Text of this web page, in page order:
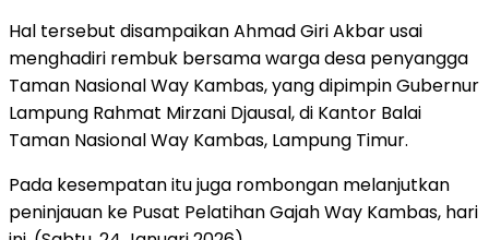
Hal tersebut disampaikan Ahmad Giri Akbar usai
menghadiri rembuk bersama warga desa penyangga
Taman Nasional Way Kambas, yang dipimpin Gubernur
Lampung Rahmat Mirzani Djausal, di Kantor Balai
Taman Nasional Way Kambas, Lampung Timur.
Pada kesempatan itu juga rombongan melanjutkan
peninjauan ke Pusat Pelatihan Gajah Way Kambas, hari